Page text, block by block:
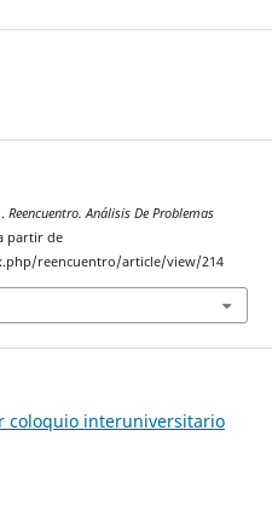
Reencuentro. Análisis De Problemas
partir de
reencuentro/article/view/214
coloquio interuniversitario